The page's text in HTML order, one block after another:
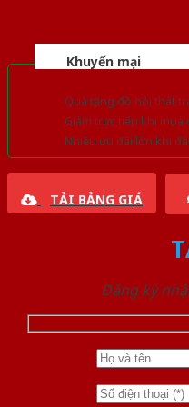
Khuyến mại
Quà tặng đồ nội thất
Giảm trực tiếp khi
Nhiều ưu đãi lớn khi
TẢI BẢNG GIÁ
Đăng ký